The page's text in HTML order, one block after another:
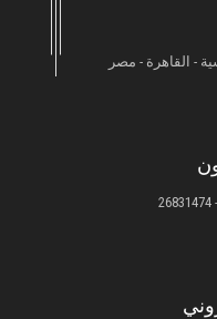
- القاهرة - مصر